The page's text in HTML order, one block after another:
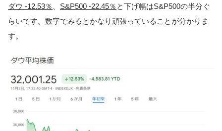
ダウ -12.53％ S&P500 -22.45％ と下げ幅はS&P500の半分ぐ
らいです。数字でみるとかなり頑張っていることが分かりま
す。